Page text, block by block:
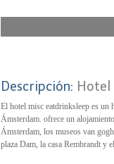
Descripción: Hotel
El hotel misc eatdrinksleep es un
Ámsterdam. ofrece un
Ámsterdam, los museos van
plaza Dam, la casa Rembrandt y